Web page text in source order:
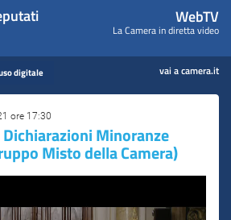
WebTV
La Camera in diretta video
digitale vai a camera.it
ore 17:30
Minoranze
Misto della Camera)